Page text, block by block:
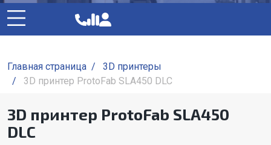
Главная страница /
3D принтеры
/
3D принтер ProtoFab SLA450 DLC
3D принтер ProtoFab SLA450
DLC